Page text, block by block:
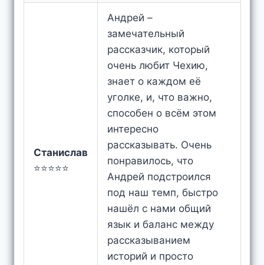
Станислав
⭐⭐⭐⭐⭐
Андрей –
замечательный
рассказчик, который
очень любит Чехию,
знает о каждом её
уголке, и, что важно,
способен о всём этом
интересно
рассказывать. Очень
понравилось, что
Андрей подстроился
под наш темп, быстро
нашёл с нами общий
язык и баланс между
рассказыванием
историй и просто